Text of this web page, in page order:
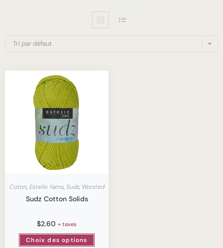
Tri par défaut
Coton, Estelle Yarns, Sudz, Worsted
Sudz Cotton Solids
$2.60 + taxes
Choix des options